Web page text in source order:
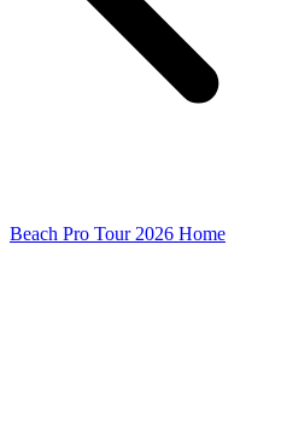
Beach Pro Tour 2026 Home